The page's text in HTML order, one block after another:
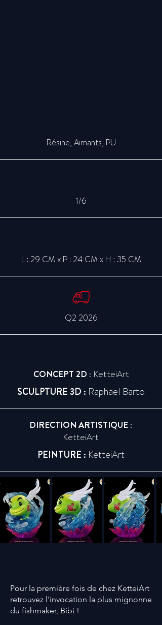
Résine, Aimants, PU
1/6
L : 29 CM x P : 24 CM x H : 35 CM
Q2 2026
CONCEPT 2D : KetteiArt
SCULPTURE 3D : Raphael Barto
DIRECTION ARTISTIQUE :
KetteiArt
PEINTURE : KetteiArt
Pour la première fois de chez KetteiArt
retrouvez l'invocation la plus mignonne
du fishmaker, Bibi !